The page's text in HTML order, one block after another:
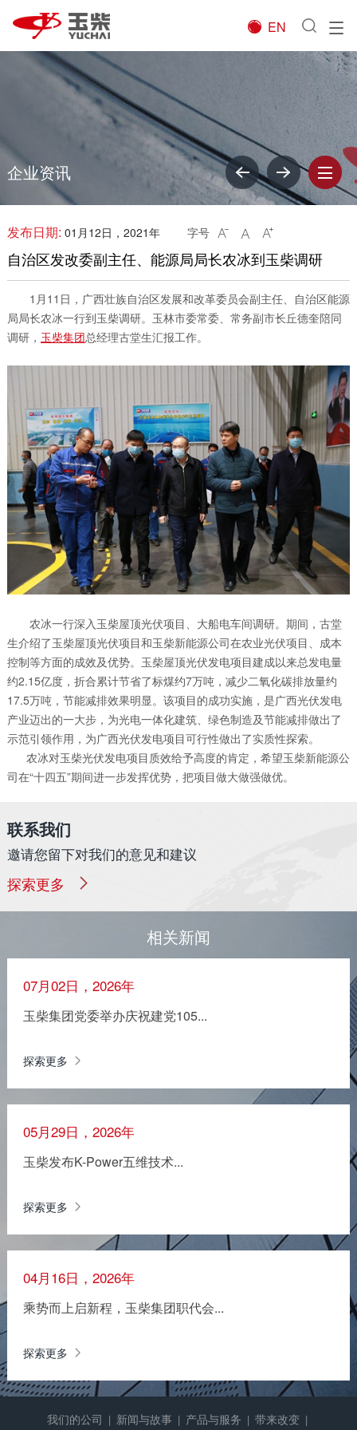

EN
企业资讯
发布日期: 01月12日，2021年 字号   
自治区发改委副主任、能源局局长农冰到玉柴调研
1月11日，广西壮族自治区发展和改革委员会副主任、自治区能源
局局长农冰一行到玉柴调研。玉林市委常委、常务副市长丘德奎陪同
调研， 玉柴集团总经理古堂生汇报工作。
农冰一行深入玉柴屋顶光伏项目、大船电车间调研。期间，古堂
生介绍了玉柴屋顶光伏项目和玉柴新能源公司在农业光伏项目、成本
控制等方面的成效及优势。玉柴屋顶光伏发电项目建成以来总发电量
约2.15亿度，折合累计节省了标煤约7万吨，减少二氧化碳排放量约
17.5万吨，节能减排效果明显。该项目的成功实施，是广西光伏发电
产业迈出的一大步，为光电一体化建筑、绿色制造及节能减排做出了
示范引领作用，为广西光伏发电项目可行性做出了实质性探索。
农冰对玉柴光伏发电项目质效给予高度的肯定，希望玉柴新能源公
司在“十四五”期间进一步发挥优势，把项目做大做强做优。
联系我们
邀请您留下对我们的意见和建议
探索更多
相关新闻
07月02日，2026年
玉柴集团党委举办庆祝建党105...
探索更多
05月29日，2026年
玉柴发布K-Power五维技术...
探索更多
04月16日，2026年
乘势而上启新程，玉柴集团职代会...
探索更多
我们的公司 | 新闻与故事 | 产品与服务 | 带来改变 |